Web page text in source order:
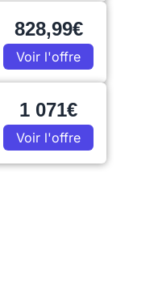
828,99€
Voir l'offre
1 071€
Voir l'offre